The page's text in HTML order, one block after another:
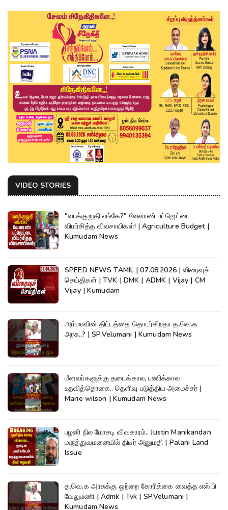
VIDEO STORIES
"வாக்குறுதி எங்கே?" வேளாண் பட்ஜெட்டை
விமர்சித்த விவசாயிகள்! | Agriculture Budget |
Kumudam News
SPEED NEWS TAMIL | 07.08.2026 | விரைவுச்
செய்திகள் | TVK | DMK | ADMK | Vijay | CM
Vijay | Kumudam
அம்மாவின் திட்டத்தை தொடர்கிறதா த.வெ.க
அரசு..? | SP.Velumani | Kumudam News
மீனவர்களுக்கு தடைக்கால, பணிக்கால
உதவித்தொகை.. தெளிவு படுத்திய அமைச்சர் |
Marie wilson | Kumudam News
பழனி நில மோசடி விவகாரம்.. Justin Manikandan
மருத்துவமனையில் திடீர் அனுமதி | Palani Land
Issue
த.வெ.க அரசுக்கு ஒற்றை கோரிக்கை வைத்த எஸ்.பி
வேலுமணி | Admk | Tvk | SP.Velumani |
Kumudam News